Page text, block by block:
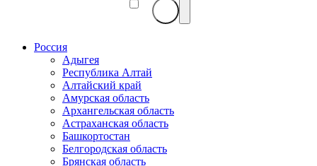
Россия
Адыгея
Республика Алтай
Алтайский край
Амурская область
Архангельская область
Астраханская область
Башкортостан
Белгородская область
Брянская область